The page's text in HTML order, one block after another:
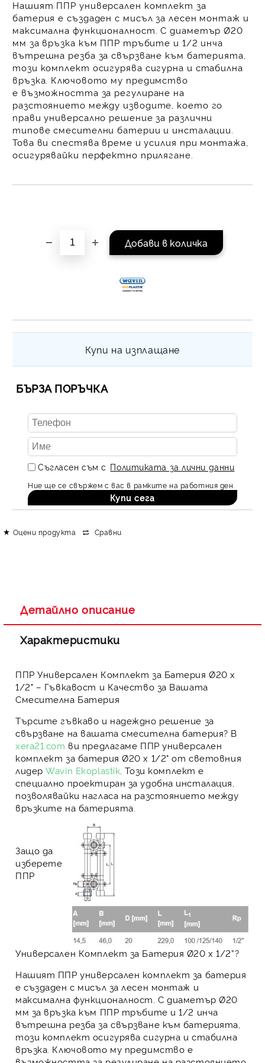
Нашият ППР универсален комплект за
батерия е създаден с мисъл залесен монтаж и
максимална функционалност . С диаметър Ø20
мм за връзка към ППР тръбите и 1/2 инча
вътрешна резба за свързване към батерията,
този комплект осигурява сигурна и стабилна
връзка . Ключовото му предимство
е възможността за регулиране на
разстоянието между изводите, което го
правиуниверсално решение за различни
типове смесителни батерии и инсталации.
Това ви спестява време и усилия при монтажа,
осигурявайки перфектно прилягане
Купи на изплащане
равни месечни вноски
За покупки на
/ €1022.61
БЪРЗА ПОРЪЧКА
Съгласен съм с Политиката за лични данни
Ние ще се свържем с вас в рамките на работния ден.
Оцени продукта Сравни
Детайлно описание
Характеристики
ППР Универсален Комплект за Батерия Ø20 x
1/2" – Гъвкавост и Качество за Вашата
Смесителна Батерия
Търсите гъвкаво и надеждно решение за
свързване на вашата смесителна батерия? В
xera21.com ви предлагаме ППР универсален
комплект за батерия Ø20 x 1/2" от световния
лидерWavin Ekoplastik . Този комплект е
специално проектиран заудобна инсталация
позволявайки нагласа на разстоянието между
връзките на батерията.
Защо да
изберете
ППР
Универсален Комплект за Батерия Ø20 x 1/2”?
Нашият ППР универсален комплект за батерия
е създаден с мисъл залесен монтаж и
максимална функционалност . С диаметър Ø20
мм за връзка към ППР тръбите и 1/2 инча
вътрешна резба за свързване към батерията,
този комплект осигурявасигурна и стабилна
връзка . Ключовото му предимство е